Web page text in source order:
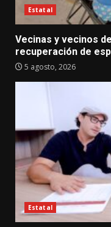
Estatal
Vecinas y vecinos
recuperación de
5 agosto, 2026
Estatal